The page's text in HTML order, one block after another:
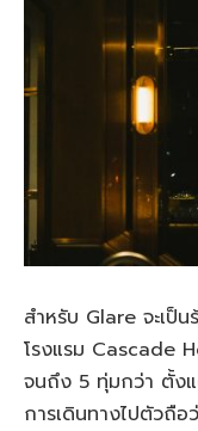
สำหรับ Glare จะเป็
โรงแรม Cascade
จนถึง 5 ทุ่มกว่า ตั้ง
การเดินทางไปตัวถือ